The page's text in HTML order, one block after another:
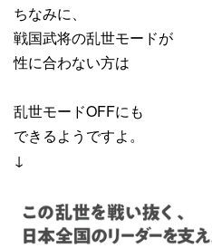
ちなみに、
戦国武将の乱世モードが
性に合わない方は
乱世モードOFFにも
できるようですよ。
↓